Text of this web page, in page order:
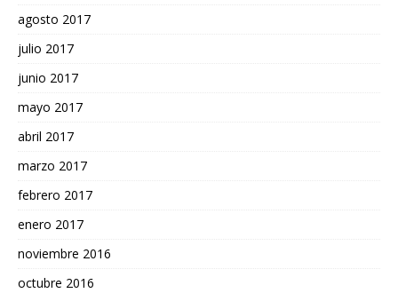
agosto 2017
julio 2017
junio 2017
mayo 2017
abril 2017
marzo 2017
febrero 2017
enero 2017
noviembre 2016
octubre 2016